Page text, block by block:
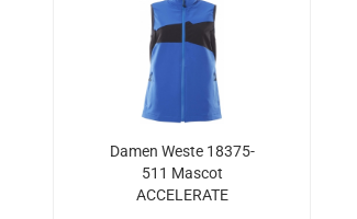
Damen Weste 18375-
511 Mascot
ACCELERATE